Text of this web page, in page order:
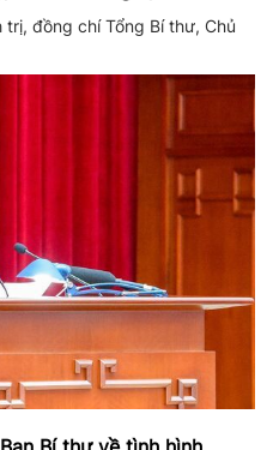
đồng chí Tổng Bí thư, Chủ